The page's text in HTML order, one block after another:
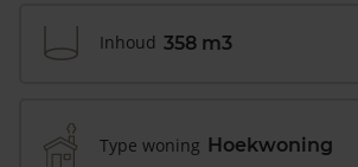
Inhoud 358 m3
Type woning Hoekwoning